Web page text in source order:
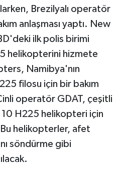
Brezilyalı operatör
anlaşması yaptı. New
ilk polis birimi
helikopterini hizmete
Namibya'nın
filosu için bir bakım
operatör GDAT, çeşitli
10 H225 helikopteri için
Bu helikopterler, afet
söndürme gibi